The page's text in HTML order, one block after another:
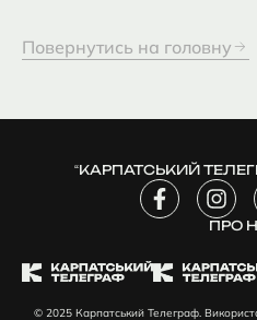
Повернутись на головну
“КАРПАТСЬКИЙ
F
a
b
I
n
s
a
ПРО
© 2025 Карпатський Телеграф.